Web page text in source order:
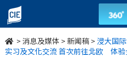
浸
大
国
>消息及媒体 >新闻稿> 浸大国
实习及文化交流 首次前往北欧 体